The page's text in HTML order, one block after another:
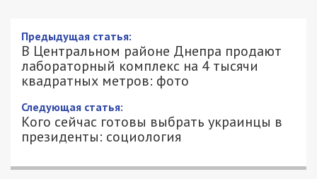
Предыдущая статья:
В Центральном районе Днепра продают
лабораторный комплекс на 4 тысячи
квадратных метров: фото
Следующая статья:
Кого сейчас готовы выбрать украинцы в
президенты: социология